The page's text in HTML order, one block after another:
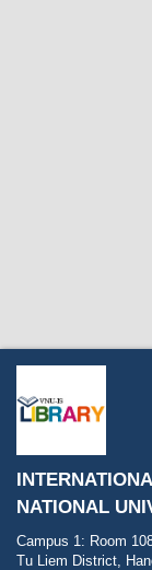
NATIONAL
Campus 1: Room
Tu Liem District,